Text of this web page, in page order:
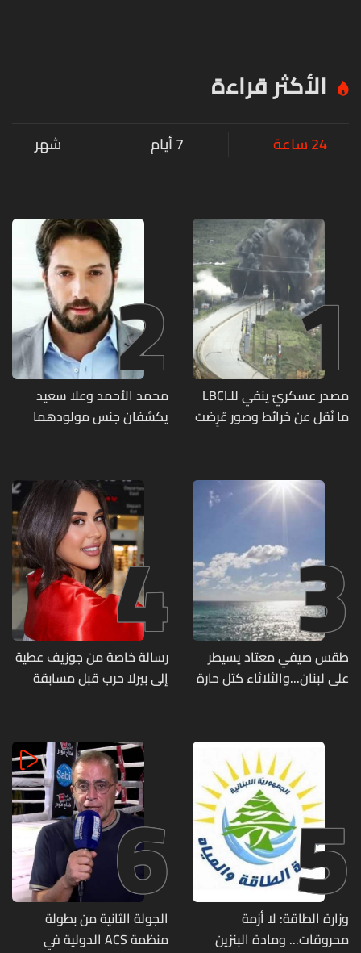
الأكثر قراءة
24 ساعة 7 أيام شهر
1
مصدر عسكريّ ينفي للـLBCI
ما نُقل عن خرائط وصور عُرِضت
تحت الأرض
2
محمد الأحمد وعلا سعيد
يكشفان جنس مولودهما
3
طقس صيفي معتاد يسيطر
على لبنان...والثلاثاء كتل حارة
4
رسالة خاصة من جوزيف عطية
إلى بيرلا حرب قبل مسابقة
5
وزارة الطاقة: لا أزمة
محروقات... ومادة البنزين
6
الجولة الثانية من بطولة
منظمة ACS الدولية في